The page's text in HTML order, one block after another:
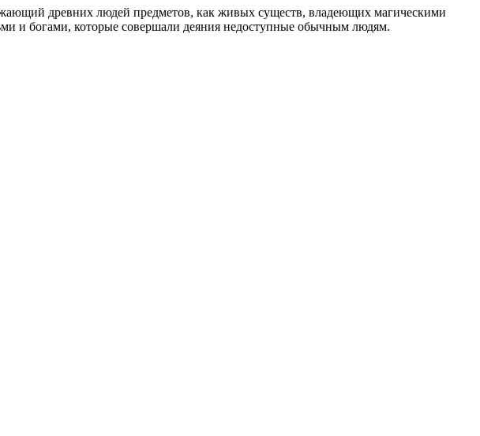
древних людей предметов, как живых существ, владеющих магическими
и богами, которые совершали деяния недоступные обычным людям.